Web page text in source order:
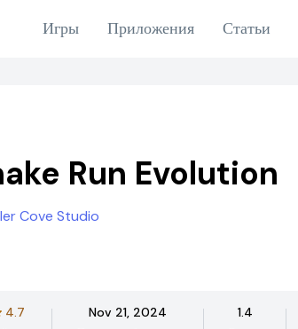
Игры Приложения Статьи
Run Evolution
Cove Studio
4.7 Nov 21, 2024 1.4